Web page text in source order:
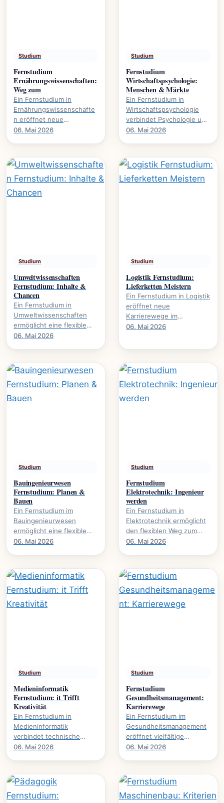
Studium
Fernstudium
Ernährungswissenschaften:
Weg zum
Ein Fernstudium in
Ernährungswissenschafte
n eröffnet neue
Karrierewege., welche
gelingt.
06. Mai 2026
Studium
Fernstudium
Wirtschaftspsychologie:
Menschen & Märkte
Ein Fernstudium in
Wirtschaftspsychologie
verbindet Psychologie und
Wirtschaft. Es eröffnet
06. Mai 2026
Studium
Umweltwissenschaften
Fernstudium: Inhalte &
Chancen
Ein Fernstudium in
Umweltwissenschaften
ermöglicht eine flexible
Weiterbildung im Bereich
06. Mai 2026
Studium
Logistik Fernstudium:
Lieferketten Meistern
Ein Fernstudium in Logistik
eröffnet neue
Karrierewege im
Management von
06. Mai 2026
Studium
Bauingenieurwesen
Fernstudium: Planen &
Bauen
Ein Fernstudium im
Bauingenieurwesen
ermöglicht eine flexible
Karriereentwicklung., wie
06. Mai 2026
Studium
Fernstudium
Elektrotechnik: Ingenieur
werden
Ein Fernstudium in
Elektrotechnik ermöglicht
den flexiblen Weg zum
Ingenieurabschluss. Mehr
06. Mai 2026
Studium
Medieninformatik
Fernstudium: it Trifft
Kreativität
Ein Fernstudium in
Medieninformatik
verbindet technische
Expertise mit kreativer
06. Mai 2026
Studium
Fernstudium
Gesundheitsmanagement:
Karrierewege
Ein Fernstudium im
Gesundheitsmanagement
eröffnet vielfältige
Karrierewege in einem
06. Mai 2026